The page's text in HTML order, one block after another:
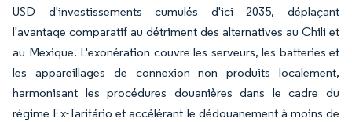
USD d'investissements cumulés d'ici 2035, déplaçant
l'avantage comparatif au détriment des alternatives au Chili et
au Mexique. L'exonération couvre les serveurs, les batteries et
les appareillages de connexion non produits localement,
harmonisant les procédures douanières dans le cadre du
régime Ex-Tarifário et accélérant le dédouanement à moins de